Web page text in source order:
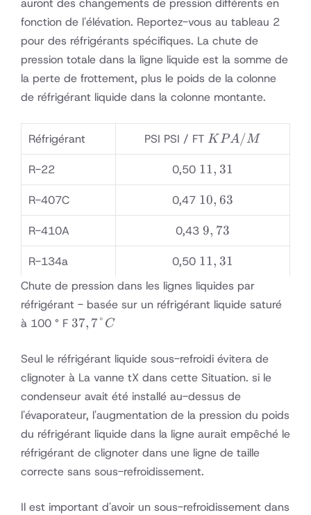
auront des changements de pression différents en
fonction de l'élévation. Reportez-vous au tableau 2
pour des réfrigérants spécifiques. La chute de
pression totale dans la ligne liquide est la somme de
la perte de frottement, plus le poids de la colonne
de réfrigérant liquide dans la colonne montante.
Réfrigérant PSI PSI / FTKPA
/ M
KPA/M
R-22 0,50 11,31
11, 31
R-407C 0,47 10,63
10, 63
R-410A 0,439,73
9, 73
R-134a 0,50 11,31
11, 31
Chute de pression dans les lignes liquides par
réfrigérant - basée sur un réfrigérant liquide saturé
à 100 ° F 37,7
37, 7° C
Seul le réfrigérant liquide sous-refroidi évitera de
clignoter à La vanne tX dans cette Situation. si le
condenseur avait été installé au-dessus de
l'évaporateur, l'augmentation de la pression du poids
du réfrigérant liquide dans la ligne aurait empêché le
réfrigérant de clignoter dans une ligne de taille
correcte sans sous-refroidissement.
Il est important d'avoir un sous-refroidissement dans